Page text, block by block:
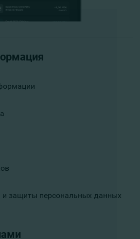
и защиты персональных данных